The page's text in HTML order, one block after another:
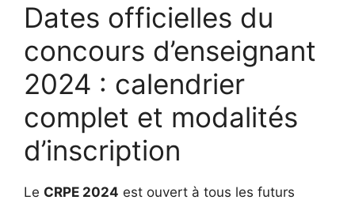
Dates officielles du
concours d’enseignant
2024 : calendrier
complet et modalités
d’inscription
Le CRPE 2024 est ouvert à tous les futurs